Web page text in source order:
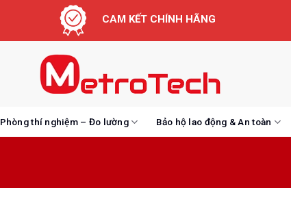
CAM KẾT CHÍNH HÃNG
Phòng thí nghiệm – Đo lường Bảo hộ lao động & An toàn